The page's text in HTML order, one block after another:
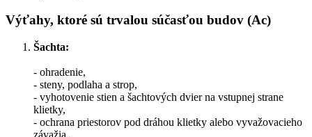
Výťahy, ktoré sú trvalou súčasťou budov (Ac)
Šachta:
- ohradenie,
- steny, podlaha a strop,
- vyhotovenie stien a šachtových dvier na vstupnej strane
klietky,
- ochrana priestorov pod dráhou klietky alebo vyvažovacieho
závažia,